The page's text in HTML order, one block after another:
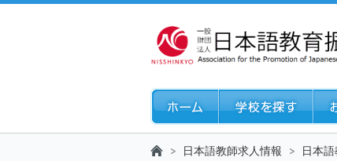
日本語教師求人情報 日本